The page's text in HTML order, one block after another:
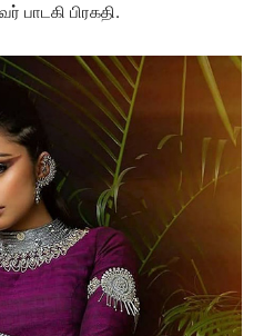
பாடகி பிரகதி.